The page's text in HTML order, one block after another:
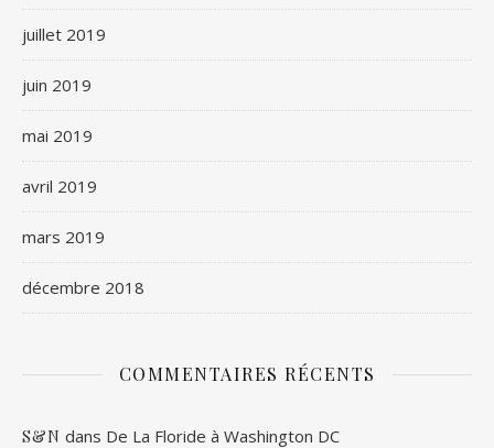
juillet 2019
juin 2019
mai 2019
avril 2019
mars 2019
décembre 2018
COMMENTAIRES RÉCENTS
S&N dans De La Floride à Washington DC